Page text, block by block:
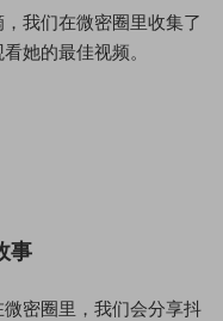
我们在微密圈里收集了
她的最佳视频。
事
密圈里，我们会分享抖